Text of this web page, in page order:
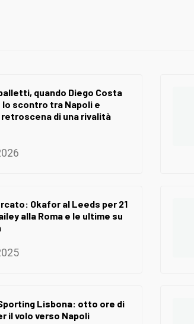
quando Diego Costa
lo scontro tra Napoli e
di una rivalità
Okafor al Leeds per 21
alla Roma e le ultime su
Lisbona: otto ore di
il volo verso Napoli